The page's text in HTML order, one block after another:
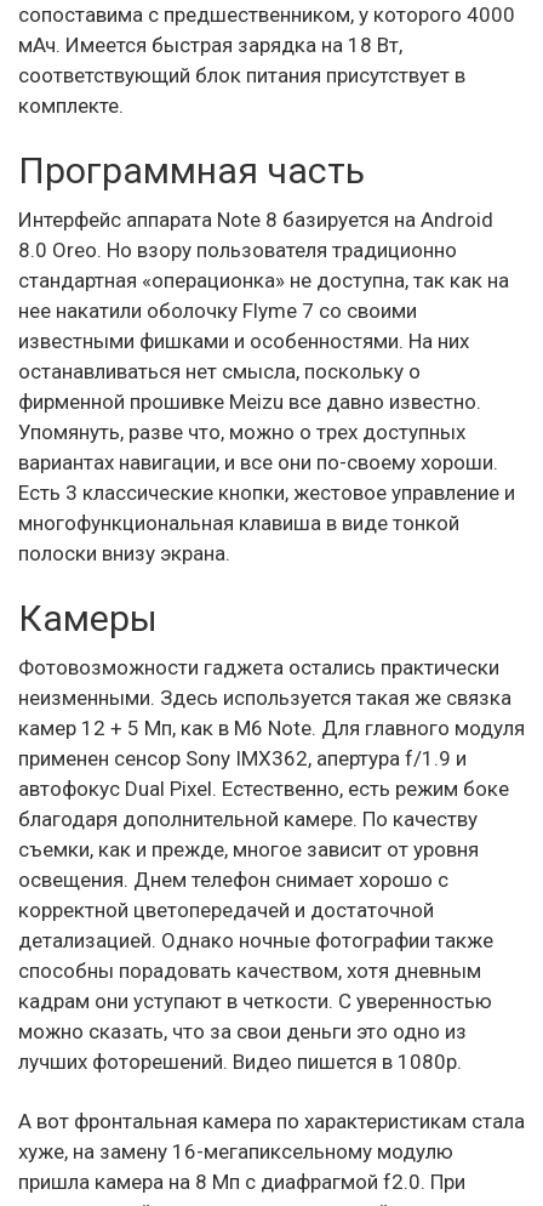
сопоставима с предшественником, у которого 4000
мАч. Имеется быстрая зарядка на 18 Вт,
соответствующий блок питания присутствует в
комплекте.
Программная часть
Интерфейс аппарата Note 8 базируется на Android
8.0 Oreo. Но взору пользователя традиционно
стандартная «операционка» не доступна, так как на
нее накатили оболочку Flyme 7 со своими
известными фишками и особенностями. На них
останавливаться нет смысла, поскольку о
фирменной прошивке Meizu все давно известно.
Упомянуть, разве что, можно о трех доступных
вариантах навигации, и все они по-своему хороши.
Есть 3 классические кнопки, жестовое управление и
многофункциональная клавиша в виде тонкой
полоски внизу экрана.
Камеры
Фотовозможности гаджета остались практически
неизменными. Здесь используется такая же связка
камер 12 + 5 Мп, как в M6 Note. Для главного модуля
применен сенсор Sony IMX362, апертура f/1.9 и
автофокус Dual Pixel. Естественно, есть режим боке
благодаря дополнительной камере. По качеству
съемки, как и прежде, многое зависит от уровня
освещения. Днем телефон снимает хорошо с
корректной цветопередачей и достаточной
детализацией. Однако ночные фотографии также
способны порадовать качеством, хотя дневным
кадрам они уступают в четкости. С уверенностью
можно сказать, что за свои деньги это одно из
лучших фоторешений. Видео пишется в 1080p.
А вот фронтальная камера по характеристикам стала
хуже, на замену 16-мегапиксельному модулю
пришла камера на 8 Мп с диафрагмой f2.0. При